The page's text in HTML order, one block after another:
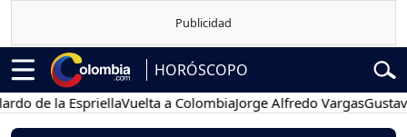
HORÓSCOPO
la EspriellaVuelta a ColombiaJorge Alfredo VargasGustavo